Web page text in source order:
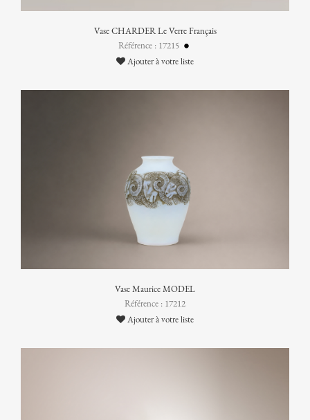
Vase CHARDER Le Verre Français
Référence : 17215
Ajouter à votre liste
Vase Maurice MODEL
Référence : 17212
Ajouter à votre liste